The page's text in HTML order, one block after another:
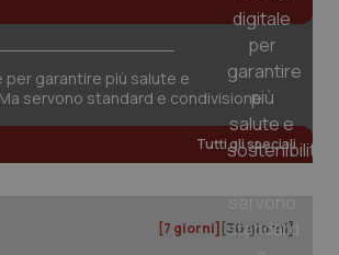
per garantire più salute e
servono standard e condivisione
Tutti gli speciali
[7 giorni] [30 giorni]
www.quotidianosanita.it
www.quotidianosanita.it
2